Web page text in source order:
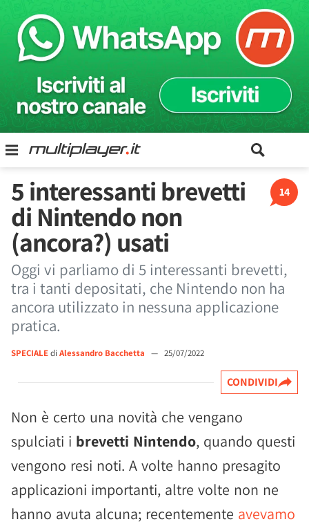
14
5 interessanti brevetti
di Nintendo non
(ancora?) usati
Oggi vi parliamo di 5 interessanti brevetti,
tra i tanti depositati, che Nintendo non ha
ancora utilizzato in nessuna applicazione
pratica.
SPECIALEdi Alessandro Bacchetta — 25/07/2022
CONDIVIDI
Non è certo una novità che vengano
spulciati i brevetti Nintendo, quando questi
vengono resi noti. A volte hanno presagito
applicazioni importanti, altre volte non ne
hanno avuta alcuna; recentemente avevamo